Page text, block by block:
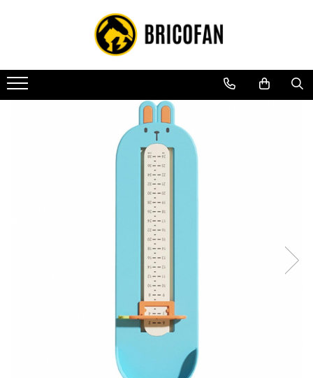
Toate Produsele
Vehicule electrice
Atv
Piese de schimb vehicule electrice
Biciclete, trotinete, triciclete